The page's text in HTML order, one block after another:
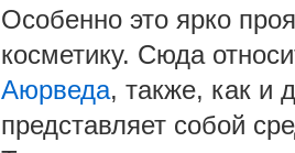
Особенно это ярко
косметику. Сюда
Аюрведа, также, как и
представляет собой